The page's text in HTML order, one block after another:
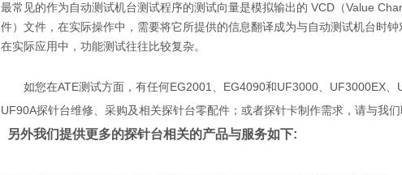
最常见的作为自动测试机台测试程序的测试向量是模拟输出的 VCD （Value
件）文件，在实际操作中，需要将它所提供的信息翻译成为与自动测试机台时
在实际应用中，功能测试往往比较复杂。
如您在ATE测试方面，有任何EG2001 EG4090和UF3000 UF3000EX
UF90A探针台维修、采购及相关探针台零配件；或者探针卡制作需求，请与我们
另外我们提供更多的探针台相关的产品与服务如下: